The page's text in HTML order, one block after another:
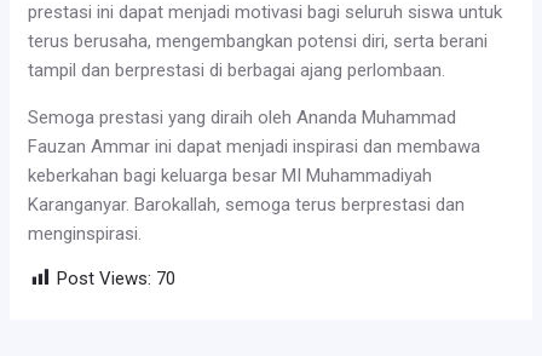
prestasi ini dapat menjadi motivasi bagi seluruh siswa untuk
terus berusaha, mengembangkan potensi diri, serta berani
tampil dan berprestasi di berbagai ajang perlombaan.
Semoga prestasi yang diraih oleh Ananda Muhammad
Fauzan Ammar ini dapat menjadi inspirasi dan membawa
keberkahan bagi keluarga besar MI Muhammadiyah
Karanganyar. Barokallah, semoga terus berprestasi dan
menginspirasi.
Post Views: 70